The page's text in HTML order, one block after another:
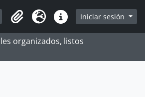
Search in browse page
Portapapeles
Idioma Enlaces rápidos
Iniciar sesión
organizados, listos